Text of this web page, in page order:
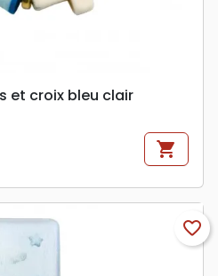
et croix bleu clair
shopping_cart
favorite_border